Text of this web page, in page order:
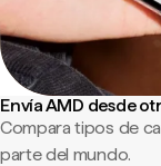
Envía AMD desde
Compara tipos de
parte del mundo.